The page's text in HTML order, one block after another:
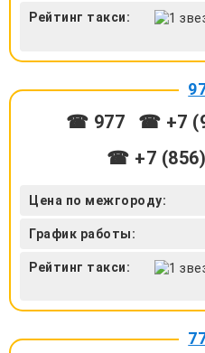
Рейтинг такси:
☎ 977
☎ +7
☎ +7 (856)
Цена по межгороду:
График работы:
Рейтинг такси: